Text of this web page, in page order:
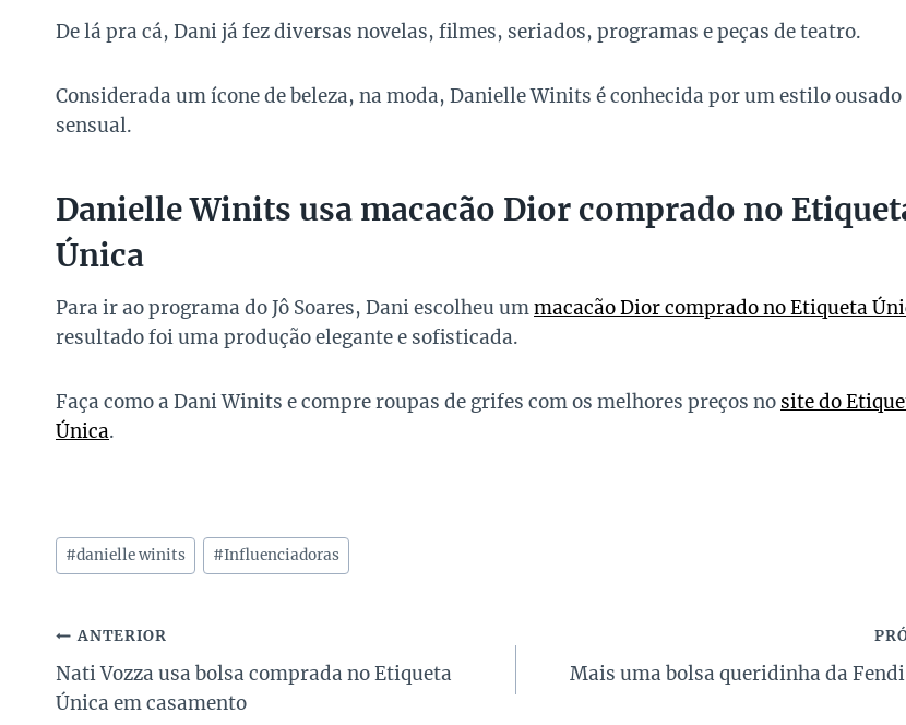
De lá pra cá, Dani já fez diversas novelas, filmes, seriados, programas e peças de teatro.
Considerada um ícone de beleza, na moda, Danielle Winits é conhecida por um estilo ousado
sensual.
Danielle Winits usa macacão Dior comprado no
Única
Para ir ao programa do Jô Soares, Dani escolheu ummacacão Dior comprado no Etiqueta
resultado foi uma produção elegante e sofisticada.
Faça como a Dani Winits e compre roupas de grifes com os melhores preços no site do
Única.
Tags
do
#danielle winits #Influenciadoras
Navegação
de
ANTERIOR
Nati Vozza usa bolsa comprada no Etiqueta
Única em casamento
Mais uma bolsa queridinha da